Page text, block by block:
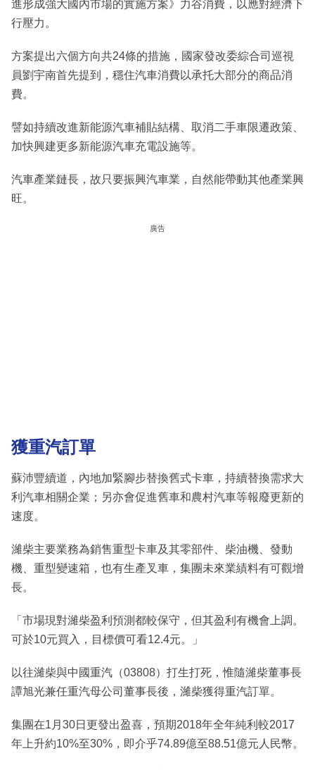
進形成強大國內市場的實施方案》力谷消費，以應對經濟下
行壓力。
方案提出六個方向共24條的措施，國家發改委綜合司巡視
員劉宇南首先提到，穩住汽車消費以承托大部分的商品消
費。
譬如持續改進新能源汽車補貼結構、取消二手車限遷政策、
加快興建更多新能源汽車充電設施等。
汽車產業鏈長，故只要振興汽車業，自然能帶動其他產業興
旺。
廣告
獲重汽訂單
蘇沛豐續道，內地加緊腳步替換舊式卡車，持續替換需求大
利汽車相關企業；另亦會促進舊車和農村汽車等報廢更新的
速度。
濰柴主要業務為銷售重型卡車及其零部件、柴油機、發動
機、重型變速箱，也有生產叉車，集團未來業績料有可觀增
長。
「市場現對濰柴盈利預測都較保守，但其盈利有機會上調。
可於10元買入，目標價可看12.4元。」
以往濰柴與中國重汽（03808）打生打死，惟隨濰柴董事長
譚旭光兼任重汽母公司董事長後，濰柴獲得重汽訂單。
集團在1月30日更發出盈喜，預期2018年全年純利較2017
年上升約10%至30%，即介乎74.89億至88.51億元人民幣。